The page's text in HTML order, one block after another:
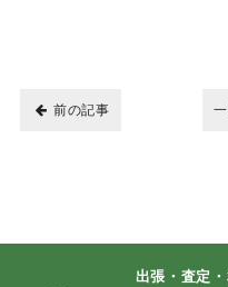
前の記事
出張・査定